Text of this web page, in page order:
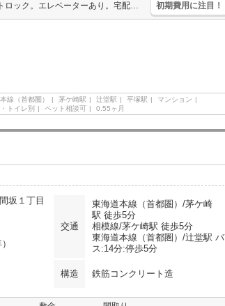
鉄筋コンクリート造。経済的な都市ガス使用。オートロック。エレベーターあり。宅配ボックスあり。管理人日勤。エアコン3基付き。小型犬・猫計1匹まで飼育可。ペット飼育の場合、敷金3ヶ月。連帯保証人要。 初期費用に注目！
線（首都圏） 茅ケ崎駅 辻堂駅 平塚駅
マンション
トイレ別 ペット相談可 0.55ヶ月
坂１丁目
交通
東海道本線（首都圏）/茅ケ崎
駅 徒歩5分
相模線/茅ケ崎駅 徒歩5分
東海道本線（首都圏）/辻堂駅 バ
ス:14分:停歩5分
構造 鉄筋コンクリート造